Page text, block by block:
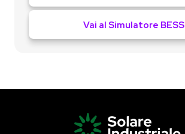
Vai al Simulatore BESS